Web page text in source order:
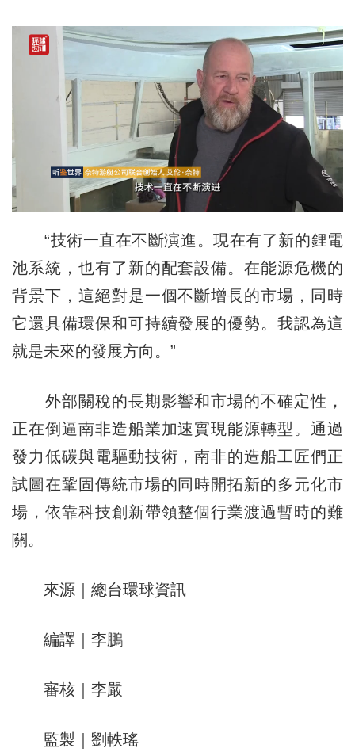
“技術一直在不斷演進。現在有了新的鋰電
池系統，也有了新的配套設備。在能源危機的
背景下，這絕對是一個不斷增長的市場，同時
它還具備環保和可持續發展的優勢。我認為這
就是未來的發展方向。”
外部關稅的長期影響和市場的不確定性，
正在倒逼南非造船業加速實現能源轉型。通過
發力低碳與電驅動技術，南非的造船工匠們正
試圖在鞏固傳統市場的同時開拓新的多元化市
場，依靠科技創新帶領整個行業渡過暫時的難
關。
來源｜總台環球資訊
編譯｜李鵬
審核｜李嚴
監製｜劉軼瑤